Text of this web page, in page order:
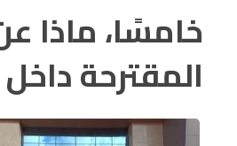
خامسًا، ماذا
المقترحة